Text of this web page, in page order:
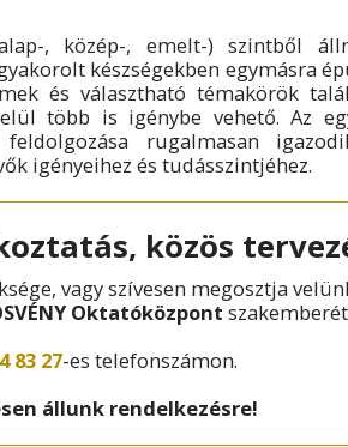
, közép-, emelt-) szintből
készségekben egymásra
és választható témakörök
több is igénybe vehető. Az
rugalmasan
igényeihez és tudásszintjéhez.
közös
vagy szívesen megosztja
Oktatóközpont szakemberét
83 27-es telefonszámon.
állunk rendelkezésre!